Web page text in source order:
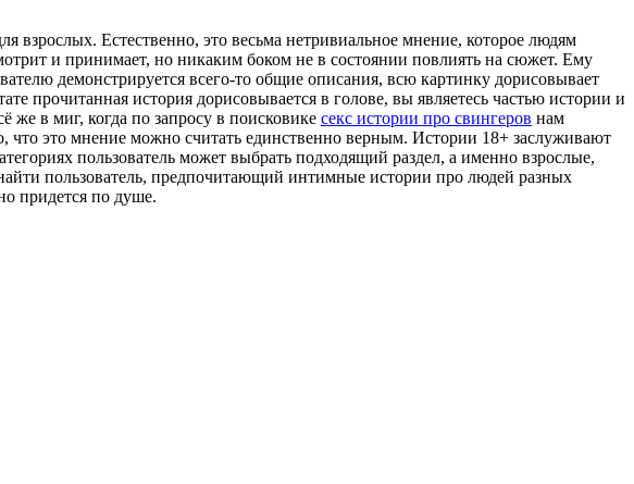
взрослых. Естественно, это весьма нетривиальное мнение, которое людям
и принимает, но никаким боком не в состоянии повлиять на сюжет. Ему
демонстрируется всего-то общие описания, всю картинку дорисовывает
прочитанная история дорисовывается в голове, вы являетесь частью истории и
же в миг, когда по запросу в поисковике секс истории про свингеров нам
что это мнение можно считать единственно верным. Истории 18+ заслуживают
пользователь может выбрать подходящий раздел, а именно взрослые,
пользователь, предпочитающий интимные истории про людей разных
придется по душе.